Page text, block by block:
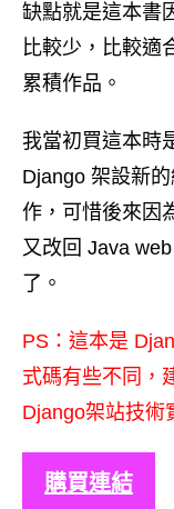
缺點就是這本書
比較少，比較適
累積作品。
我當初買這本時
Django 架設新
作，可惜後來因
又改回 Java
了。
PS：這本是
式碼有些不同，
Django架站技術
購買連結